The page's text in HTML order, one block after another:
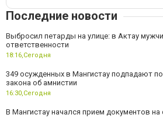
Последние новости
Выбросил петарды на улице: в Актау
ответственности
18:16,Сегодня
349 осужденных в Мангистау подпадают
закона об амнистии
16:30,Сегодня
В Мангистау начался прием документов